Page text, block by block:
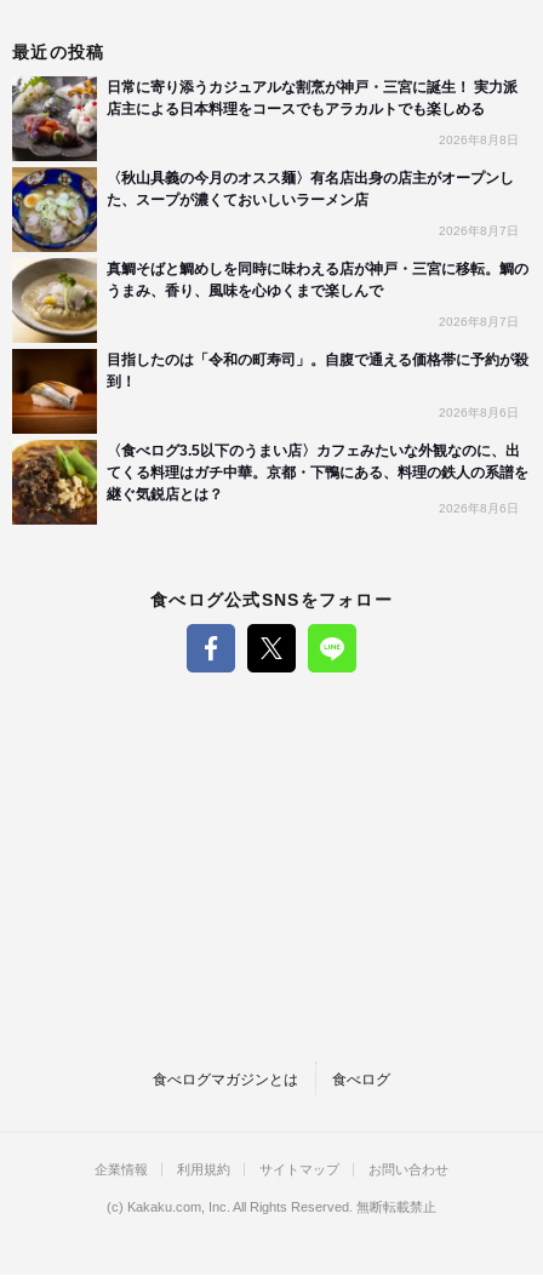
最近の投稿
日常に寄り添うカジュアルな割烹が神戸・三宮に誕生！ 実力派
店主による日本料理をコースでもアラカルトでも楽しめる
2026年8月8日
〈秋山具義の今月のオスス麺〉有名店出身の店主がオープンし
た、スープが濃くておいしいラーメン店
2026年8月7日
真鯛そばと鯛めしを同時に味わえる店が神戸・三宮に移転。鯛の
うまみ、香り、風味を心ゆくまで楽しんで
2026年8月7日
目指したのは「令和の町寿司」。自腹で通える価格帯に予約が殺
到！
2026年8月6日
〈食べログ3.5以下のうまい店〉カフェみたいな外観なのに、出
てくる料理はガチ中華。京都・下鴨にある、料理の鉄人の系譜を
継ぐ気鋭店とは？
2026年8月6日
食べログ公式SNSをフォロー
食べログマガジンとは 食べログ
企業情報 利用規約 サイトマップ お問い合わせ
(c) Kakaku.com, Inc. All Rights Reserved. 無断転載禁止